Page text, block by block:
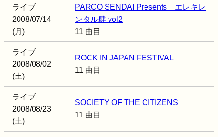
ライブ
2008/07/14
(月)
PARCO SENDAI Presents エレキレ
ンタル肆 vol2
11 曲目
ライブ
2008/08/02
(土)
ROCK IN JAPAN FESTIVAL
11 曲目
ライブ
2008/08/23
(土)
SOCIETY OF THE CITIZENS
11 曲目